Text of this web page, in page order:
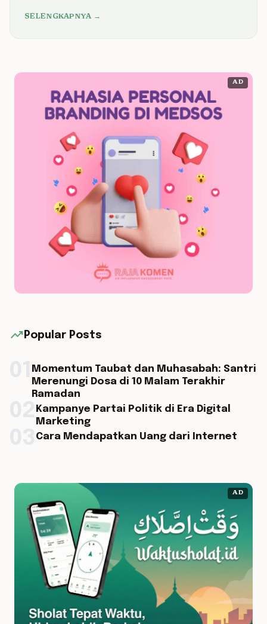
SELENGKAPNYA →
AD
trending_up Popular Posts
Momentum Taubat dan Muhasabah: Santri
Merenungi Dosa di 10 Malam Terakhir
Ramadan
Kampanye Partai Politik di Era Digital
Marketing
Cara Mendapatkan Uang dari Internet
AD